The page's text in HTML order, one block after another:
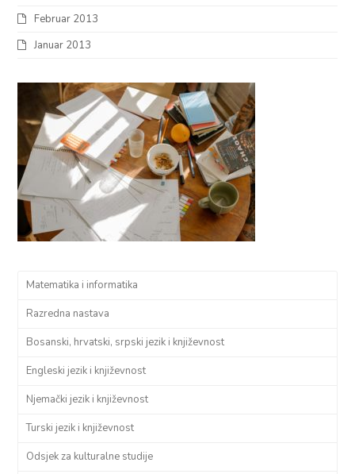
Februar 2013
Januar 2013
Matematika i informatika
Razredna nastava
Bosanski, hrvatski, srpski jezik i književnost
Engleski jezik i književnost
Njemački jezik i književnost
Turski jezik i književnost
Odsjek za kulturalne studije